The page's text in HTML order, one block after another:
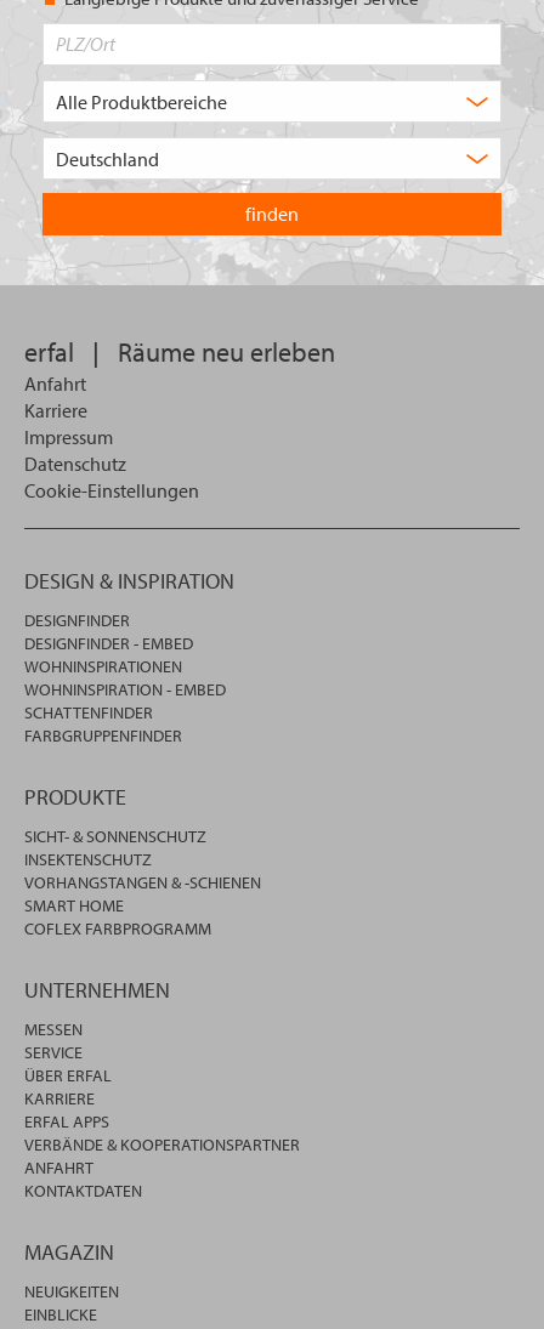
in
welchem
Land
Sie
suchen
erfal | Räume neu erleben
Anfahrt
Karriere
Impressum
Datenschutz
Cookie-Einstellungen
DESIGN & INSPIRATION
DESIGNFINDER
DESIGNFINDER - EMBED
WOHNINSPIRATIONEN
WOHNINSPIRATION - EMBED
SCHATTENFINDER
FARBGRUPPENFINDER
PRODUKTE
SICHT- & SONNENSCHUTZ
INSEKTENSCHUTZ
VORHANGSTANGEN & -SCHIENEN
SMART HOME
COFLEX FARBPROGRAMM
UNTERNEHMEN
MESSEN
SERVICE
ÜBER ERFAL
KARRIERE
ERFAL APPS
VERBÄNDE & KOOPERATIONSPARTNER
ANFAHRT
KONTAKTDATEN
MAGAZIN
NEUIGKEITEN
EINBLICKE